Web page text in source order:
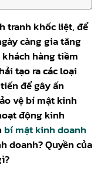
tranh khốc liệt, để
càng gia tăng
hàng tiềm
tạo ra các loại
để gây ấn
vệ bí mật kinh
động kinh
bí mật kinh doanh
doanh? Quyền của